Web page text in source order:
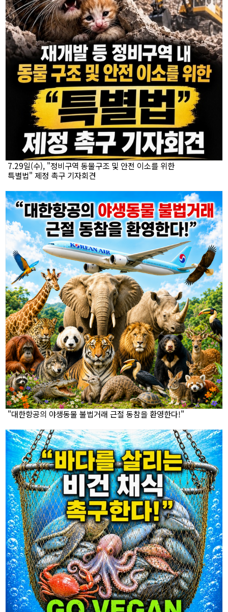
7.29일(수), "정비구역 동물구조 및 안전 이소를 위한
특별법" 제정 촉구 기자회견
"대한항공의 야생동물 불법거래 근절 동참을 환영한다!"